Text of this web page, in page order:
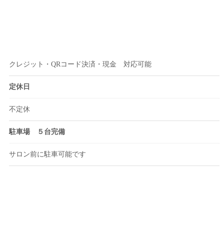
クレジット・QRコード決済・現金 対応可能
定休日
不定休
駐車場 ５台完備
サロン前に駐車可能です